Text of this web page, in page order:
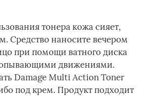
тонера кожа сияет,
Средство наносите вечером
при помощи ватного диска
движениями.
Damage Multi Action Toner
под крем. Продукт подходит